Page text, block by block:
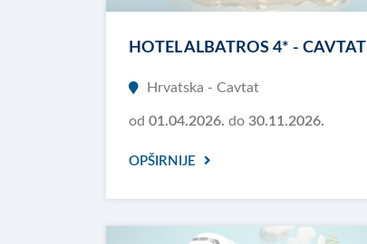
HOTEL ALBATROS 4* - CAVTAT
Hrvatska - Cavtat
od 01.04.2026. do 30.11.2026.
OPŠIRNIJE